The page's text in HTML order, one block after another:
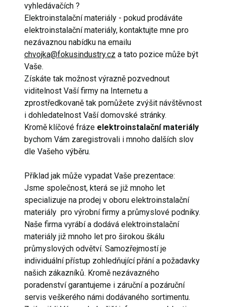
vyhledávačích ?
Elektroinstalační materiály - pokud prodáváte
elektroinstalační materiály, kontaktujte mne pro
nezávaznou nabídku na emailu
chvojka@fokusindustry.cz a tato pozice může být
Vaše.
Získáte tak možnost výrazně pozvednout
viditelnost Vaší firmy na Internetu a
zprostředkovaně tak pomůžete zvýšit návštěvnost
i dohledatelnost Vaší domovské stránky.
Kromě klíčové fráze elektroinstalační materiály
bychom Vám zaregistrovali i mnoho dalších slov
dle Vašeho výběru.
Příklad jak může vypadat Vaše prezentace:
Jsme společnost, která se již mnoho let
specializuje na prodej v oboru elektroinstalační
materiály pro výrobní firmy a průmyslové podniky.
Naše firma vyrábí a dodává elektroinstalační
materiály již mnoho let pro širokou škálu
průmyslových odvětví. Samozřejmostí je
individuální přístup zohledňující přání a požadavky
našich zákazníků. Kromě nezávazného
poradenství garantujeme i záruční a pozáruční
servis veškerého námi dodávaného sortimentu.